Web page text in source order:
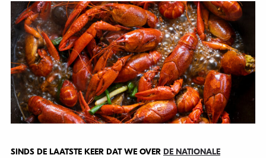
SINDS DE LAATSTE KEER DAT WE OVER DE NATIONALE